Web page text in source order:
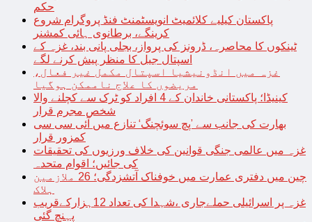
حکم
پاکستان کیلیے کلائمیٹ انویسٹمنٹ فنڈ پروگرام شروع
کرینگے، برطانوی ہائی کمشنر
ٹینکوں کا محاصرہ، ڈرونز کی پرواز، بجلی پانی بند، غزہ کے
اسپتال جیل کا منظر پیش کرنے لگے
غزہ میں انڈونیشیا اسپتال مکمل غیر فعال،
مریضوں کا علاج ناممکن ہوگیا
کینیڈا؛ پاکستانی خاندان کے 4 افراد کو ٹرک سے کچلنے والا
شخص مجرم قرار
بھارت کی جانب سے ’پچ سوئچنگ‘ تنازع میں آئی سی سی
کمزور قرار
غزہ میں عالمی جنگی قوانین کی خلاف ورزیوں کی تحقیقات
کی جائیں؛ اقوام متحدہ
چین میں دفتری عمارت میں خوفناک آتشزدگی؛ 26 ملازمین
ہلاک
غزہ پر اسرائیلی حملےجاری ،شہدا کی تعداد 12ہزارکےقریب
پہنچ گئی